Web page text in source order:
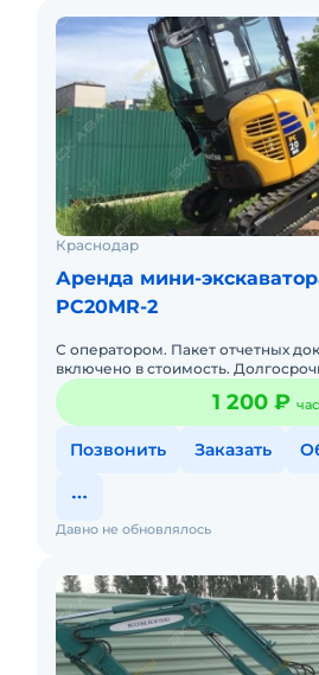
Краснодар
Аренда мини-
PC20MR-2
С оператором. Пакет отчетных
включено в стоимость.
с малой наработкой.
1 200 ₽ час
Позвонить Заказать
Давно не обновлялось